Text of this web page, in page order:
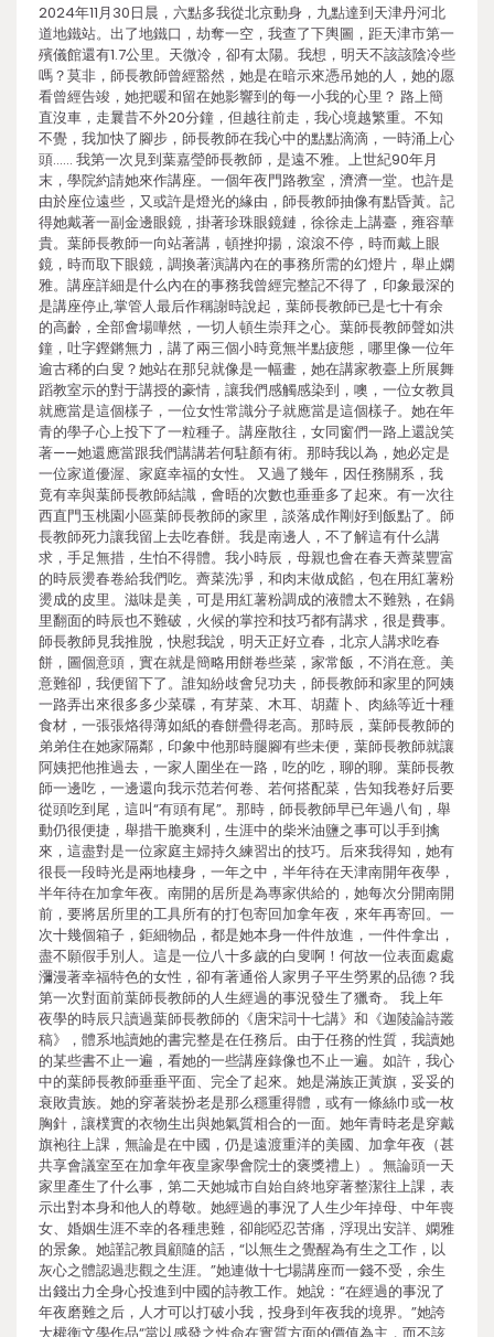
2024年11月30日晨，六點多我從北京動身，九點達到天津丹河北
道地鐵站。出了地鐵口，劫奪一空，我查了下輿圖，距天津市第一
殯儀館還有1.7公里。天微冷，卻有太陽。我想，明天不該該陰冷些
嗎？莫非，師長教師曾經豁然，她是在暗示來憑吊她的人，她的愿
看曾經告竣，她把暖和留在她影響到的每一小我的心里？ 路上簡
直沒車，走曩昔不外20分鐘，但越往前走，我心境越繁重。不知
不覺，我加快了腳步，師長教師在我心中的點點滴滴，一時涌上心
頭…… 我第一次見到葉嘉瑩師長教師，是遠不雅。上世紀90年月
末，學院約請她來作講座。一個年夜門路教室，濟濟一堂。也許是
由於座位遠些，又或許是燈光的緣由，師長教師抽像有點昏黃。記
得她戴著一副金邊眼鏡，掛著珍珠眼鏡鏈，徐徐走上講臺，雍容華
貴。葉師長教師一向站著講，頓挫抑揚，滾滾不停，時而戴上眼
鏡，時而取下眼鏡，調換著演講內在的事務所需的幻燈片，舉止嫻
雅。講座詳細是什么內在的事務我曾經完整記不得了，印象最深的
是講座停止,掌管人最后作稱謝時說起，葉師長教師已是七十有余
的高齡，全部會場嘩然，一切人頓生崇拜之心。葉師長教師聲如洪
鐘，吐字鏗鏘無力，講了兩三個小時竟無半點疲態，哪里像一位年
逾古稀的白叟？她站在那兒就像是一幅畫，她在講家教臺上所展舞
蹈教室示的對于講授的豪情，讓我們感觸感染到，噢，一位女教員
就應當是這個樣子，一位女性常識分子就應當是這個樣子。她在年
青的學子心上投下了一粒種子。講座散往，女同窗們一路上還說笑
著——她還應當跟我們講講若何駐顏有術。那時我以為，她必定是
一位家道優渥、家庭幸福的女性。 又過了幾年，因任務關系，我
竟有幸與葉師長教師結識，會晤的次數也垂垂多了起來。有一次往
西直門玉桃園小區葉師長教師的家里，談落成作剛好到飯點了。師
長教師死力讓我留上去吃春餅。我是南邊人，不了解這有什么講
求，手足無措，生怕不得體。我小時辰，母親也會在春天薺菜豐富
的時辰燙春卷給我們吃。薺菜洗凈，和肉末做成餡，包在用紅薯粉
燙成的皮里。滋味是美，可是用紅薯粉調成的液體太不難熟，在鍋
里翻面的時辰也不難破，火候的掌控和技巧都有講求，很是費事。
師長教師見我推脫，快慰我說，明天正好立春，北京人講求吃春
餅，圖個意頭，實在就是簡略用餅卷些菜，家常飯，不消在意。美
意難卻，我便留下了。誰知紛歧會兒功夫，師長教師和家里的阿姨
一路弄出來很多多少菜碟，有芽菜、木耳、胡蘿卜、肉絲等近十種
食材，一張張烙得薄如紙的春餅疊得老高。那時辰，葉師長教師的
弟弟住在她家隔鄰，印象中他那時腿腳有些未便，葉師長教師就讓
阿姨把他推過去，一家人圍坐在一路，吃的吃，聊的聊。葉師長教
師一邊吃，一邊還向我示范若何卷、若何搭配菜，告知我卷好后要
從頭吃到尾，這叫“有頭有尾”。那時，師長教師早已年過八旬，舉
動仍很便捷，舉措干脆爽利，生涯中的柴米油鹽之事可以手到擒
來，這盡對是一位家庭主婦持久練習出的技巧。后來我得知，她有
很長一段時光是兩地棲身，一年之中，半年待在天津南開年夜學，
半年待在加拿年夜。南開的居所是為專家供給的，她每次分開南開
前，要將居所里的工具所有的打包寄回加拿年夜，來年再寄回。一
次十幾個箱子，鉅細物品，都是她本身一件件放進，一件件拿出，
盡不願假手別人。這是一位八十多歲的白叟啊！何故一位表面處處
瀰漫著幸福特色的女性，卻有著通俗人家男子平生勞累的品德？我
第一次對面前葉師長教師的人生經過的事況發生了獵奇。 我上年
夜學的時辰只讀過葉師長教師的《唐宋詞十七講》和《迦陵論詩叢
稿》，體系地讀她的書完整是在任務后。由于任務的性質，我讀她
的某些書不止一遍，看她的一些講座錄像也不止一遍。如許，我心
中的葉師長教師垂垂平面、完全了起來。她是滿族正黃旗，妥妥的
衰敗貴族。她的穿著裝扮老是那么穩重得體，或有一條絲巾或一枚
胸針，讓樸實的衣物生出與她氣質相合的一面。她年青時老是穿戴
旗袍往上課，無論是在中國，仍是遠渡重洋的美國、加拿年夜（甚
共享會議室至在加拿年夜皇家學會院士的褒獎禮上）。無論頭一天
家里產生了什么事，第二天她城市自始自終地穿著整潔往上課，表
示出對本身和他人的尊敬。她經過的事況了人生少年掉母、中年喪
女、婚姻生涯不幸的各種患難，卻能啞忍苦痛，浮現出安詳、嫻雅
的景象。她謹記教員顧隨的話，“以無生之覺醒為有生之工作，以
灰心之體認過悲觀之生涯。”她連做十七場講座而一錢不受，余生
出錢出力全身心投進到中國的詩教工作。她說：“在經過的事況了
年夜磨難之后，人才可以打破小我，投身到年夜我的境界。”她誇
大權衡文學作品“當以感發之性命在實質方面的價值為主，而不該